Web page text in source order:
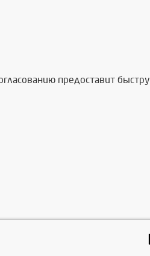
предоставит